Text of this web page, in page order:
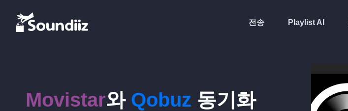
전송 Playlist AI
Movistar와 Qobuz 동기화